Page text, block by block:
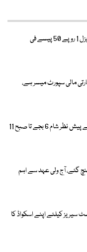
پیٹرول 3 روپے 19 پیسے جبکہ ڈیزل 1 روپے 50 پیسے فی
مالی سپورٹ میسر ہے،
بسیمہ میں سیکیورٹی خدشات کے پیش نظر شام 6 بجے تا صبح 11
گئے، آج ولی عہد سے اہم
سیریز کیلئے اپنے اسکواڈ کا